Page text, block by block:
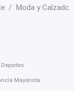
Moda y Calzado
Deportes
Mayorista